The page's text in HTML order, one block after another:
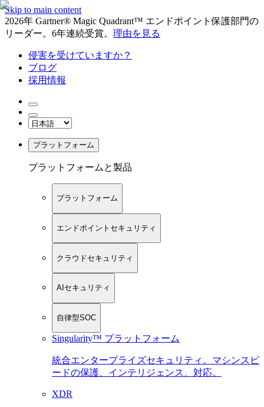
Skip to main content
2026年 Gartner® Magic Quadrant™ エンドポイント保護部門の
リーダー。6年連続受賞。 理由を見る
侵害を受けていますか？
ブログ
採用情報
プラットフォーム
プラットフォームと製品
プラットフォーム
エンドポイントセキュリティ
クラウドセキュリティ
AIセキュリティ
自律型SOC
Singularity™ プラットフォーム
統合エンタープライズセキュリティ。マシンスピ
ードの保護、インテリジェンス、対応。
XDR